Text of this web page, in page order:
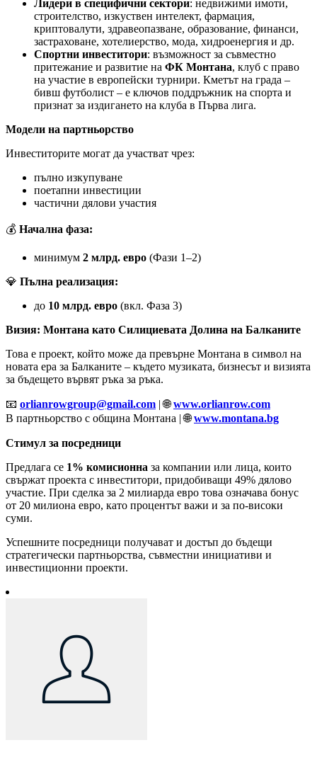
Лидери в специфични сектори: недвижими имоти,
строителство, изкуствен интелект, фармация,
криптовалути, здравеопазване, образование, финанси,
застраховане, хотелиерство, мода, хидроенергия и др.
Спортни инвеститори: възможност за съвместно
притежание и развитие на ФК Монтана, клуб с право
на участие в европейски турнири. Кметът на града –
бивш футболист – е ключов поддръжник на спорта и
признат за издигането на клуба в Първа лига.
Модели на партньорство
Инвеститорите могат да участват чрез:
пълно изкупуване
поетапни инвестиции
частични дялови участия
💰 Начална фаза:
минимум 2 млрд. евро (Фази 1–2)
💎 Пълна реализация:
до 10 млрд. евро (вкл. Фаза 3)
Визия: Монтана като Силициевата Долина на Балканите
Това е проект, който може да превърне Монтана в символ на
новата ера за Балканите – където музиката, бизнесът и визията
за бъдещето вървят ръка за ръка.
📧 orlianrowgroup@gmail.com | 🌐www.orlianrow.com
В партньорство с община Монтана | 🌐www.montana.bg
Стимул за посредници
Предлага се 1% комисионна за компании или лица, които
свържат проекта с инвеститори, придобиващи 49% дялово
участие. При сделка за 2 милиарда евро това означава бонус
от 20 милиона евро, като процентът важи и за по-високи
суми.
Успешните посредници получават и достъп до бъдещи
стратегически партньорства, съвместни инициативи и
инвестиционни проекти.